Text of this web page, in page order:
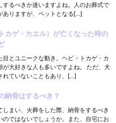
するべきか迷いますよね。人のお葬式で
ありますが、ペットとなる[…]
カゲ・カエル）が亡くなった時の
目とユニークな動き。ヘビ・トカゲ・カ
が大好きな人も多いですよね。 ただ、犬
れていないこともあり、[…]
納骨はするべき？
しまい、火葬をした際、納骨をするべき
のではないでしょうか。また、自宅にお